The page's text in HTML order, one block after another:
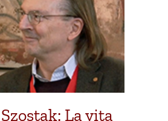
La vita